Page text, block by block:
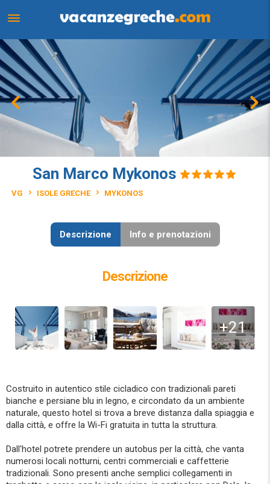
San Marco Mykonos
VG ISOLE GRECHE MYKONOS
Descrizione Info e prenotazioni
Descrizione
+21
Costruito in autentico stile cicladico con tradizionali pareti
bianche e persiane blu in legno, e circondato da un ambiente
naturale, questo hotel si trova a breve distanza dalla spiaggia e
dalla città, e offre la Wi-Fi gratuita in tutta la struttura.
Dall'hotel potrete prendere un autobus per la città, che vanta
numerosi locali notturni, centri commerciali e caffetterie
tradizionali. Sono presenti anche semplici collegamenti in